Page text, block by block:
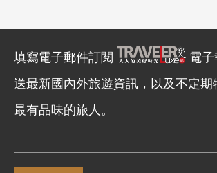
填寫電子郵件訂閱
電
送最新國內外旅遊資訊，以及不定
最有品味的旅人。